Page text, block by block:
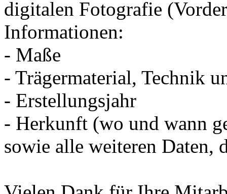
digitalen Fotografie
Informationen:
- Maße
- Trägermaterial, Technik
- Erstellungsjahr
- Herkunft (wo und wann
sowie alle weiteren Daten,